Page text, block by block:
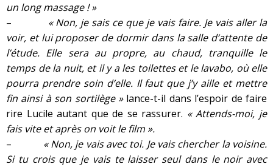
un long massage ! »
– « Non, je sais ce que je vais faire. Je vais aller la
voir, et lui proposer de dormir dans la salle d’attente de
l’étude. Elle sera au propre, au chaud, tranquille le
temps de la nuit, et il y a les toilettes et le lavabo, où elle
pourra prendre soin d’elle. Il faut que j’y aille et mettre
fin ainsi à son sortilège » lance-t-il dans l’espoir de faire
rire Lucile autant que de se rassurer. « Attends-moi, je
fais vite et après on voit le film ».
– « Non, je vais avec toi. Je vais chercher la voisine.
Si tu crois que je vais te laisser seul dans le noir avec